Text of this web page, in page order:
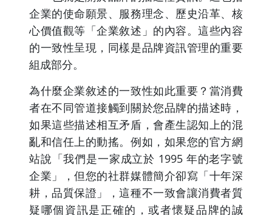
企業的使命願景、服務理念、歷史沿革、核
心價值觀等「企業敘述」的內容。這些內容
的一致性呈現，同樣是品牌資訊管理的重要
組成部分。
為什麼企業敘述的一致性如此重要？當消費
者在不同管道接觸到關於您品牌的描述時，
如果這些描述相互矛盾，會產生認知上的混
亂和信任上的動搖。例如，如果您的官方網
站說「我們是一家成立於 1995 年的老字號
企業」，但您的社群媒體簡介卻寫「十年深
耕，品質保證」，這種不一致會讓消費者質
疑哪個資訊是正確的，或者懷疑品牌的誠